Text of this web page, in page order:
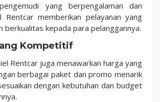
yang berpengalaman dan
Rentcar memberikan pelayanan yang
berkualitas kepada para pelanggannya.
Kompetitif
Rentcar juga menawarkan harga yang
berbagai paket dan promo menarik
dengan kebutuhan dan budget